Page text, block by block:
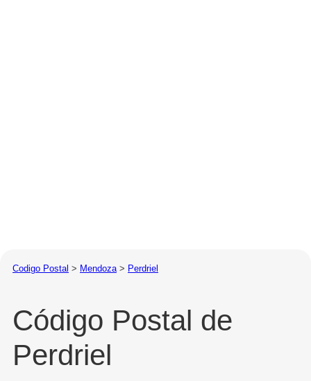
Codigo Postal > Mendoza > Perdriel
Código Postal de
Perdriel